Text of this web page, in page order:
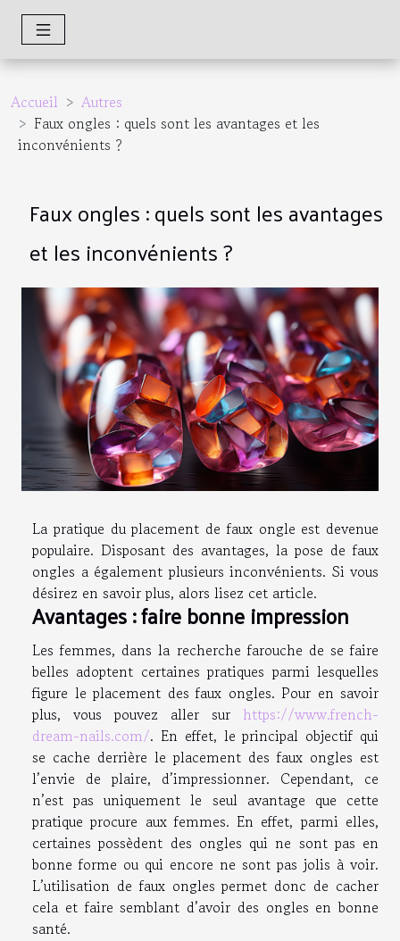
Accueil
Autres
Faux ongles : quels sont les avantages et les
inconvénients ?
Faux ongles : quels sont les avantages
et les inconvénients ?
La pratique du placement de faux ongle est devenue
populaire. Disposant des avantages, la pose de faux
ongles a également plusieurs inconvénients. Si vous
désirez en savoir plus, alors lisez cet article.
Avantages : faire bonne impression
Les femmes, dans la recherche farouche de se faire
belles adoptent certaines pratiques parmi lesquelles
figure le placement des faux ongles. Pour en savoir
plus, vous pouvez aller sur https://www.french-
dream-nails.com/. En effet, le principal objectif qui
se cache derrière le placement des faux ongles est
l’envie de plaire, d’impressionner. Cependant, ce
n’est pas uniquement le seul avantage que cette
pratique procure aux femmes. En effet, parmi elles,
certaines possèdent des ongles qui ne sont pas en
bonne forme ou qui encore ne sont pas jolis à voir.
L’utilisation de faux ongles permet donc de cacher
cela et faire semblant d’avoir des ongles en bonne
santé.